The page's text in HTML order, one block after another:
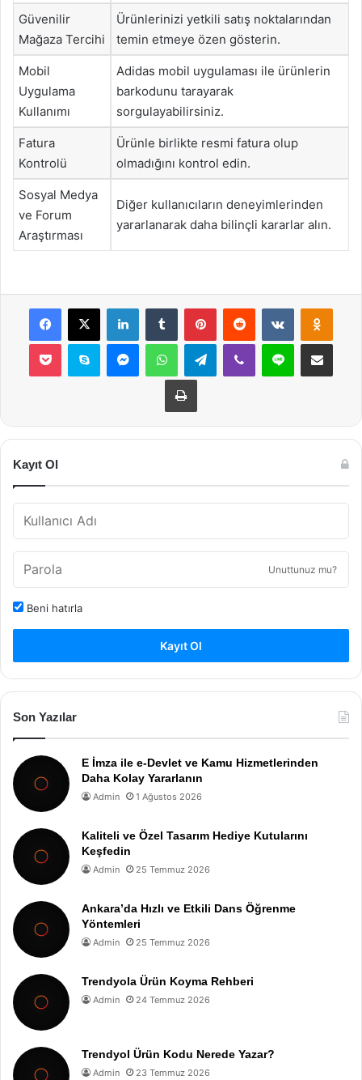
Güvenilir
Mağaza Tercihi
Ürünlerinizi yetkili satış noktalarından
temin etmeye özen gösterin.
Mobil
Uygulama
Kullanımı
Adidas mobil uygulaması ile ürünlerin
barkodunu tarayarak
sorgulayabilirsiniz.
Fatura
Kontrolü
Ürünle birlikte resmi fatura olup
olmadığını kontrol edin.
Sosyal Medya
ve Forum
Araştırması
Diğer kullanıcıların deneyimlerinden
yararlanarak daha bilinçli kararlar alın.
Facebook
X LinkedInTumblr PinterestReddit VKontakte
Pocket Skype MessengerWhatsAppTelegramViber Line E-Posta ile
Yazdır
Kayıt Ol
Unuttunuz mu?
Beni hatırla
Kayıt Ol
Son Yazılar
E İmza ile e-Devlet ve Kamu Hizmetlerinden
Daha Kolay Yararlanın
Admin 1 Ağustos 2026
Kaliteli ve Özel Tasarım Hediye Kutularını
Keşfedin
Admin 25 Temmuz 2026
Ankara’da Hızlı ve Etkili Dans Öğrenme
Yöntemleri
Admin 25 Temmuz 2026
Trendyola Ürün Koyma Rehberi
Admin 24 Temmuz 2026
Trendyol Ürün Kodu Nerede Yazar?
Admin 23 Temmuz 2026